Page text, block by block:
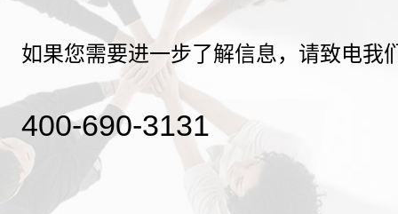
如果您需要进一步了解信息，请致电我
400-690-3131